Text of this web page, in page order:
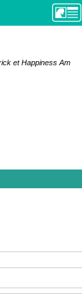
et Happiness Am